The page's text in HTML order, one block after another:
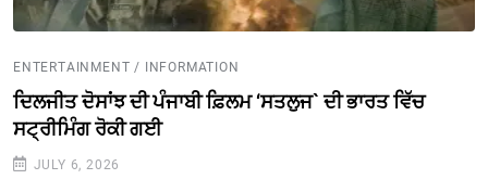
ENTERTAINMENT / INFORMATION
ਦਿਲਜੀਤ ਦੋਸਾਂਝ ਦੀ ਪੰਜਾਬੀ ਫ਼ਿਲਮ ‘ਸਤਲੁਜ` ਦੀ ਭਾਰਤ ਵਿੱਚ
ਸਟ੍ਰੀਮਿੰਗ ਰੋਕੀ ਗਈ
JULY 6, 2026